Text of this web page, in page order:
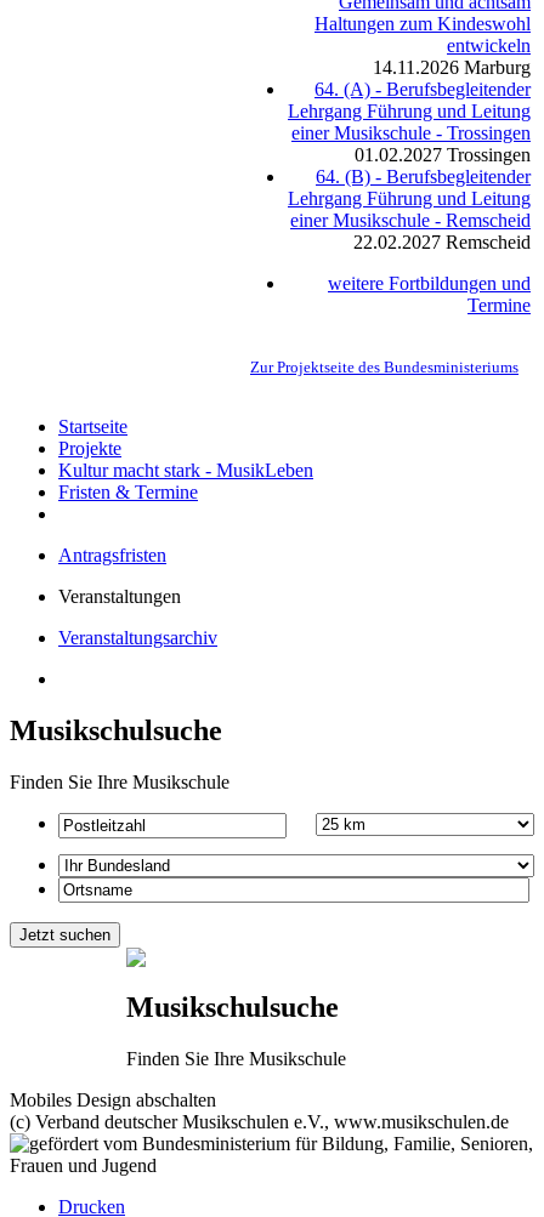
Haltungen zum Kindeswohl
entwickeln
14.11.2026 Marburg
64. (A) - Berufsbegleitender
Lehrgang Führung und Leitung
einer Musikschule - Trossingen
01.02.2027 Trossingen
64. (B) - Berufsbegleitender
Lehrgang Führung und Leitung
einer Musikschule - Remscheid
22.02.2027 Remscheid
weitere Fortbildungen und
Termine
Zur Projektseite des Bundesministeriums
Startseite
Projekte
Kultur macht stark - MusikLeben
Fristen & Termine
Antragsfristen
Veranstaltungen
Veranstaltungsarchiv
Musikschulsuche
Finden Sie Ihre Musikschule
Musikschulsuche
Finden Sie Ihre Musikschule
Mobiles Design abschalten
(c) Verband deutscher Musikschulen e.V., www.musikschulen.de
Drucken